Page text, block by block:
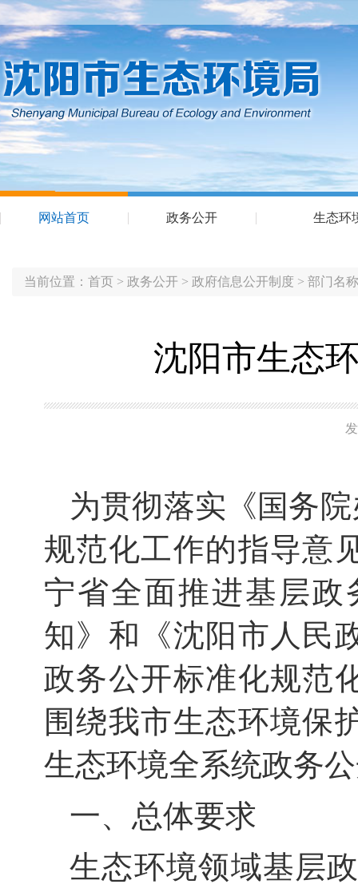
网站首页 政务公开 生态环
当前位置： 首页 > 政务公开 > 政府信息公开制度 > 部门名
沈阳市生态
为贯彻落实《国务
规范化工作的指导意
宁省全面推进基层
知》和《沈阳市人民
政务公开标准化规范
围绕我市生态环境保
生态环境全系统政务
一、总体要求
生态环境领域基层